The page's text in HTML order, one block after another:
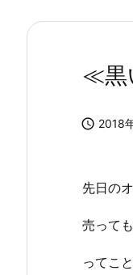
≪黒
 2018
先日の
売って
ってこ